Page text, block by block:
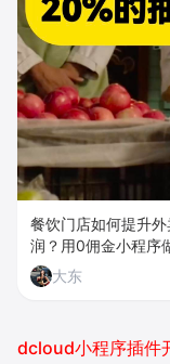
餐饮门店如何提升外
润？用0佣金小程序
大东
dcloud小程序插件